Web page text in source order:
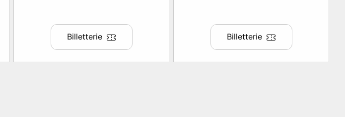
Billetterie Billetterie